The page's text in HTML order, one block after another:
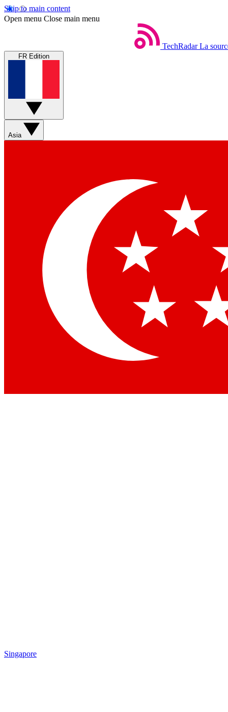
Skip to main content
Open menu Close main menu
TechRadar La
FR Edition
Asia
Singapore